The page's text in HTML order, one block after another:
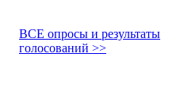
ВСЕ опросы и результаты
голосований >>